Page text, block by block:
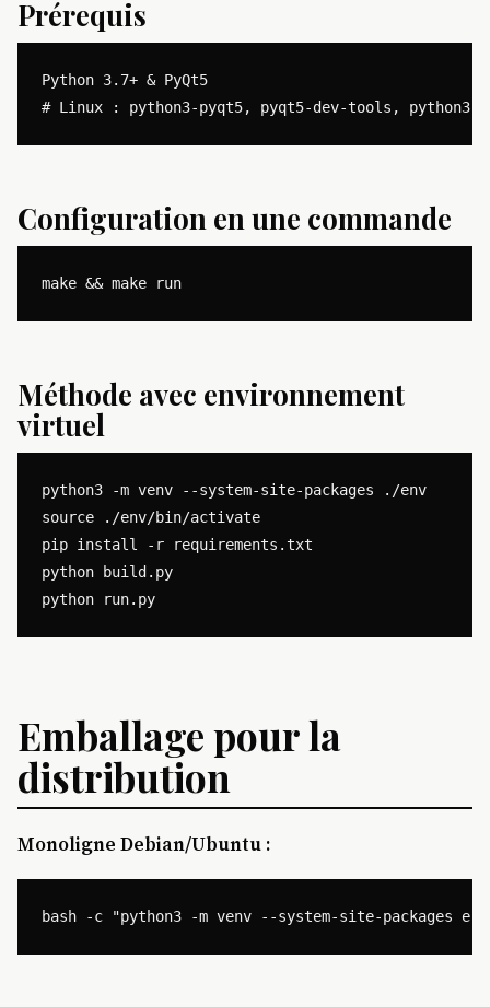
Prérequis
Python 3.7+ & PyQt5
Configuration en une commande
Méthode avec environnement
virtuel
python3 -m venv --system-site-packages ./env
source ./env/bin/activate
pip install -r requirements.txt
python build.py
Emballage pour la
distribution
Monoligne Debian/Ubuntu :